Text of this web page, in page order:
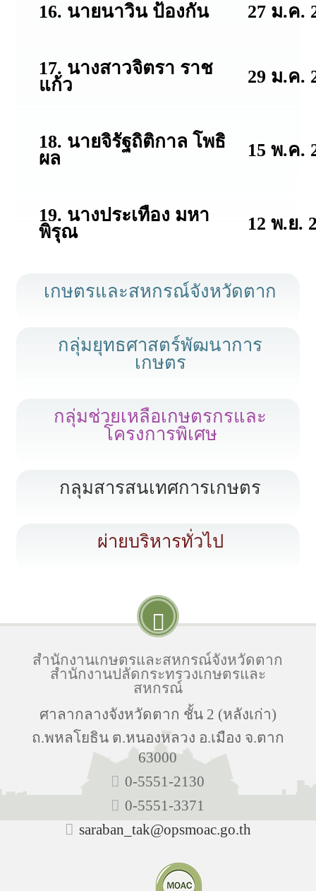
16. นายนาวิน ป้องกัน 27 ม.ค.
17. นางสาวจิตรา ราช
แก้ว
29 ม.ค.
18. นายจิรัฐถิติกาล โพธิ
ผล
15 พ.ค.
19. นางประเทือง มหา
พิรุณ
12 พ.ย.
เกษตรและสหกรณ์จังหวัดตาก
กลุ่มยุทธศาสตร์พัฒนาการ
เกษตร
กลุ่มช่วยเหลือเกษตรกรและ
โครงการพิเศษ
กลุมสารสนเทศการเกษตร
ผ่ายบริหารทั่วไป
สำนักงานเกษตรและสหกรณ์จังหวัดตาก
สำนักงานปลัดกระทรวงเกษตรและ
สหกรณ์
ศาลากลางจังหวัดตาก ชั้น 2 (หลังเก่า)
ถ.พหลโยธิน ต.หนองหลวง อ.เมือง จ.ตาก
63000
0-5551-2130
0-5551-3371
saraban_tak@opsmoac.go.th